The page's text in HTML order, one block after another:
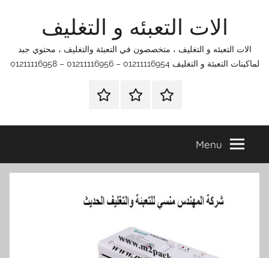
الات التعبئه و التغليف
الات التعبئه و التغليف ، متخصصون في التعبئة والتغليف ، محتوي جبد
لماكينات التعبئة و التغليف 01211116954 – 01211116956 – 01211116958
الرئيسيةاتصل
اتـصـل
في
التي
Menu